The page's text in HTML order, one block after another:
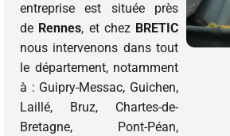
entreprise est située près
de Rennes, et chez BRETIC
nous intervenons dans tout
le département, notamment
à : Guipry-Messac, Guichen,
Laillé, Bruz, Chartes-de-
Bretagne, Pont-Péan,